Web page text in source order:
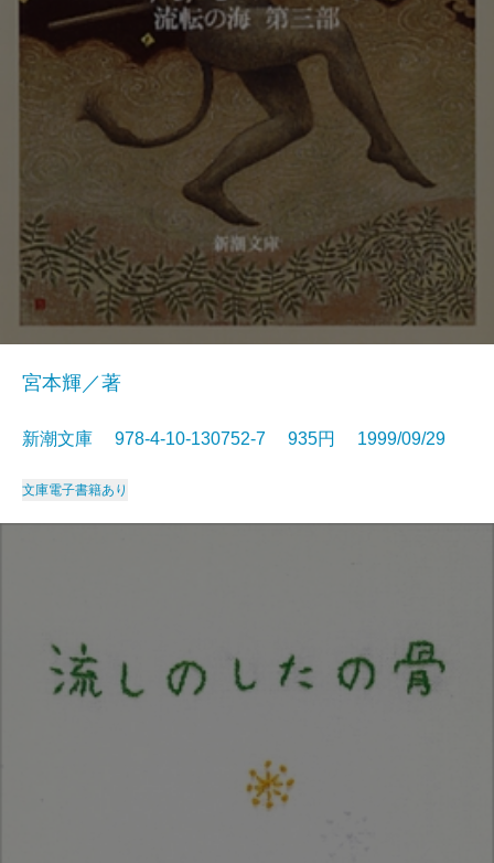
宮本輝／著
新潮文庫 978-4-10-130752-7 935円 1999/09/29
文庫電子書籍あり